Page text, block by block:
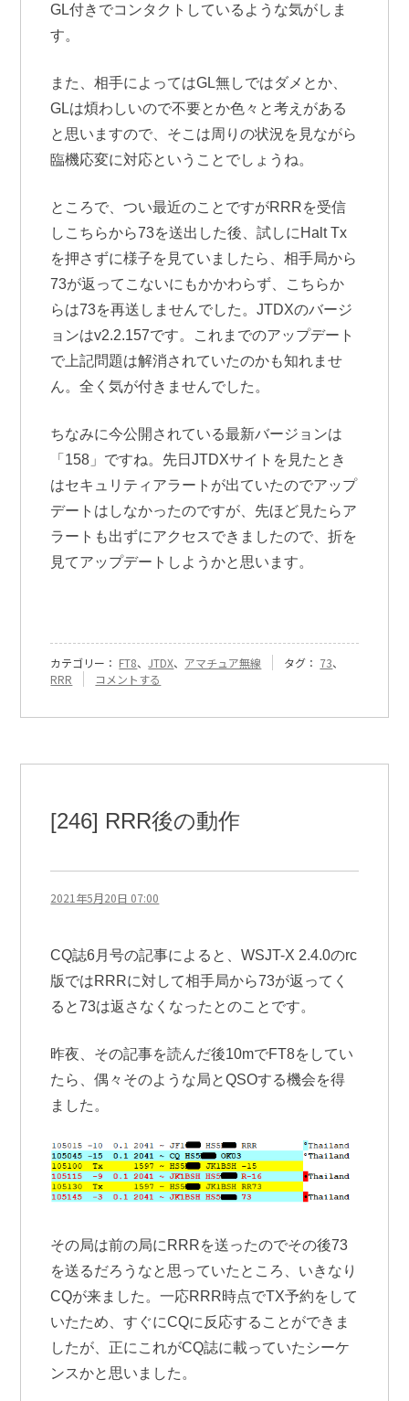
GL付きでコンタクトしているような気がしま
す。
また、相手によってはGL無しではダメとか、
GLは煩わしいので不要とか色々と考えがある
と思いますので、そこは周りの状況を見ながら
臨機応変に対応ということでしょうね。
ところで、つい最近のことですがRRRを受信
しこちらから73を送出した後、試しにHalt Tx
を押さずに様子を見ていましたら、相手局から
73が返ってこないにもかかわらず、こちらか
らは73を再送しませんでした。JTDXのバージ
ョンはv2.2.157です。これまでのアップデート
で上記問題は解消されていたのかも知れませ
ん。全く気が付きませんでした。
ちなみに今公開されている最新バージョンは
「158」ですね。先日JTDXサイトを見たとき
はセキュリティアラートが出ていたのでアップ
デートはしなかったのですが、先ほど見たらア
ラートも出ずにアクセスできましたので、折を
見てアップデートしようかと思います。
カテゴリー： FT8、JTDX、 アマチュア無線 タグ： 73、
RRR
『[511]
コメントする
[246] RRR後の動作
2021年5月20日 07:00
CQ誌6月号の記事によると、WSJT-X 2.4.0のrc
版ではRRRに対して相手局から73が返ってく
ると73は返さなくなったとのことです。
昨夜、その記事を読んだ後10mでFT8をしてい
たら、偶々そのような局とQSOする機会を得
ました。
その局は前の局にRRRを送ったのでその後73
を送るだろうなと思っていたところ、いきなり
CQが来ました。一応RRR時点でTX予約をして
いたため、すぐにCQに反応することができま
したが、正にこれがCQ誌に載っていたシーケ
ンスかと思いました。